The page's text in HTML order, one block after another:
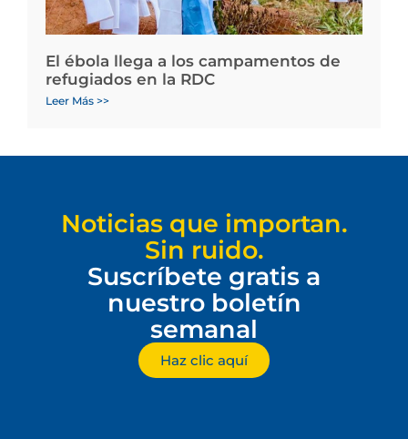
El ébola llega a los campamentos de
refugiados en la RDC
Leer Más >>
Noticias que importan.
Sin ruido.
Suscríbete gratis a
nuestro boletín
semanal
Haz clic aquí